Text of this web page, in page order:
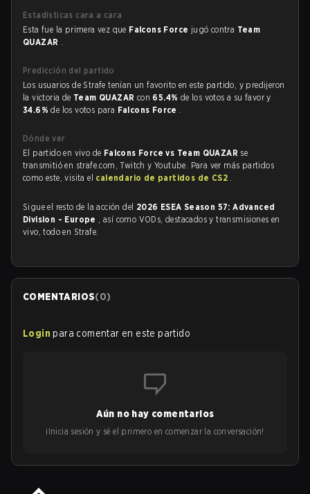
Estadísticas cara a cara
Esta fue la primera vez que Falcons Force jugó contra Team
QUAZAR .
Predicción del partido
Los usuarios de Strafe tenían un favorito en este partido, y predijeron
la victoria de Team QUAZAR con 65.4% de los votos a su favor y
34.6%de los votos para Falcons Force .
Dónde ver
El partido en vivo de Falcons Force vs Team QUAZAR se
transmitió en strafe.com, Twitch y Youtube. Para ver más partidos
como este, visita el calendario de partidos de CS2 .
Sigue el resto de la acción del 2026 ESEA Season 57: Advanced
Division - Europe , así como VODs, destacados y transmisiones en
vivo, todo en Strafe.
COMENTARIOS(0)
Login para comentar en este partido
Aún no hay comentarios
¡Inicia sesión y sé el primero en comenzar la conversación!